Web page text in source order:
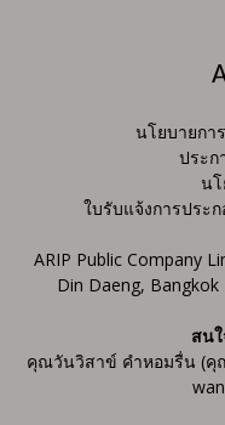
นโยบายกา
ประก
นโ
ใบรับแจ้งการประ
ARIP Public Company
Din Daeng, Bangkok
สน
คุณวันวิสาข์ คำหอมรื่น (คุ